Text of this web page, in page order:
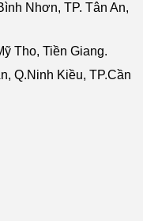
Nhơn, TP. Tân An,
Tho, Tiền Giang.
Q.Ninh Kiều, TP.Cần